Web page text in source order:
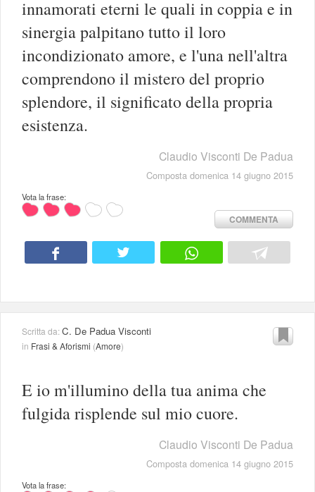
innamorati eterni le quali in coppia e in
sinergia palpitano tutto il loro
incondizionato amore, e l'una nell'altra
comprendono il mistero del proprio
splendore, il significato della propria
esistenza.
Claudio Visconti De Padua
Composta domenica 14 giugno 2015
Vota la frase:
COMMENTA
Scritta da:C. De Padua Visconti
in Frasi & Aforismi (Amore)
E io m'illumino della tua anima che
fulgida risplende sul mio cuore.
Claudio Visconti De Padua
Composta domenica 14 giugno 2015
Vota la frase: